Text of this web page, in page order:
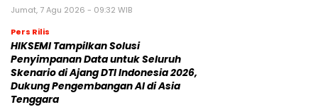
Jumat, 7 Agu 2026 - 09:32 WIB
Pers Rilis
HIKSEMI Tampilkan Solusi
Penyimpanan Data untuk Seluruh
Skenario di Ajang DTI Indonesia 2026,
Dukung Pengembangan AI di Asia
Tenggara